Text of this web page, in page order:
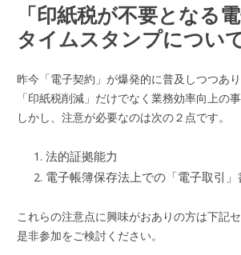
「印紙税が不要となる
タイムスタンプについ
昨今「電子契約」が爆発的に普及しつつあり
「印紙税削減」だけでなく業務効率向上の
しかし、注意が必要なのは次の２点です。
法的証拠能力
電子帳簿保存法上での「電子取引
これらの注意点に興味がおありの方は下記
是非参加をご検討ください。